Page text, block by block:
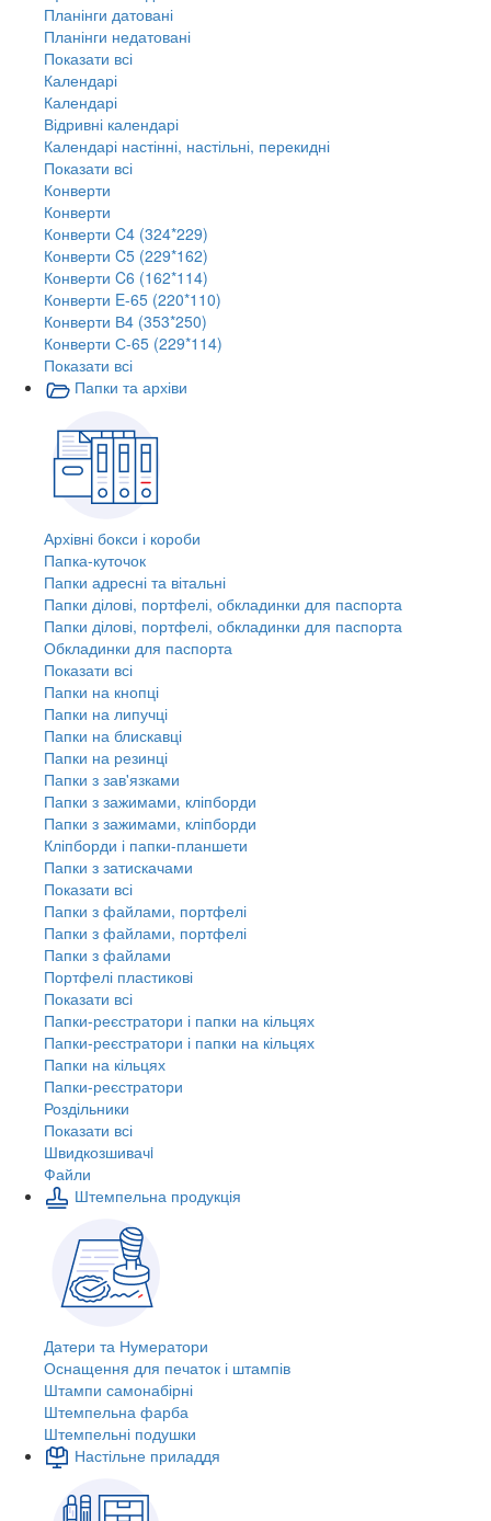
Планінги датовані
Планінги недатовані
Показати всі
Календарі
Календарі
Відривні календарі
Календарі настінні, настільні, перекидні
Показати всі
Конверти
Конверти
Конверти C4 (324*229)
Конверти C5 (229*162)
Конверти C6 (162*114)
Конверти E-65 (220*110)
Конверти В4 (353*250)
Конверти С-65 (229*114)
Показати всі
Папки та архіви
Архівні бокси і короби
Папка-куточок
Папки адресні та вітальні
Папки ділові, портфелі, обкладинки для паспорта
Папки ділові, портфелі, обкладинки для паспорта
Обкладинки для паспорта
Показати всі
Папки на кнопці
Папки на липучці
Папки на блискавці
Папки на резинці
Папки з зав'язками
Папки з зажимами, кліпборди
Папки з зажимами, кліпборди
Кліпборди і папки-планшети
Папки з затискачами
Показати всі
Папки з файлами, портфелі
Папки з файлами, портфелі
Папки з файлами
Портфелі пластикові
Показати всі
Папки-реєстратори і папки на кільцях
Папки-реєстратори і папки на кільцях
Папки на кільцях
Папки-реєстратори
Роздільники
Показати всі
Швидкозшивачi
Файли
Штемпельна продукція
Датери та Нумератори
Оснащення для печаток і штампів
Штампи самонабірні
Штемпельна фарба
Штемпельні подушки
Настільне приладдя